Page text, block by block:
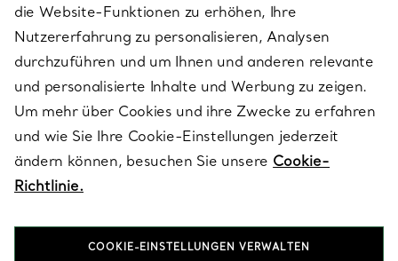
ÜBER TIFFANY & CO.
RECHTLICHE HINWEISE
FOLGEN SIE UNS
die Website-Funktionen zu erhöhen, Ihre
Nutzererfahrung zu personalisieren, Analysen
durchzuführen und um Ihnen und anderen relevante
und personalisierte Inhalte und Werbung zu zeigen.
Um mehr über Cookies und ihre Zwecke zu erfahren
und wie Sie Ihre Cookie-Einstellungen jederzeit
ändern können, besuchen Sie unsere Cookie-
Richtlinie.
COOKIE-EINSTELLUNGEN VERWALTEN